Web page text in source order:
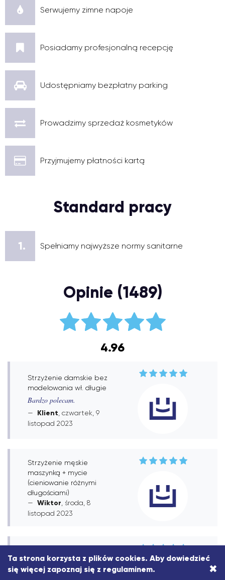
Serwujemy zimne napoje
Posiadamy profesjonalną recepcję
Udostępniamy bezpłatny parking
Prowadzimy sprzedaż kosmetyków
Przyjmujemy płatności kartą
Standard pracy
1. Spełniamy najwyższe normy sanitarne
Opinie (1489)
4.96
Strzyżenie damskie bez
modelowania wł. długie
Bardzo polecam.
Klient , czwartek, 9
listopad 2023
Strzyżenie męskie
maszynką + mycie
(cieniowanie różnymi
długościami)
Wiktor , środa, 8
listopad 2023
COMBO BRODA +
STRZYŻENIE
Ta strona korzysta z plików cookies. Aby dowiedzieć
się więcej zapoznaj się z regulaminem. ×